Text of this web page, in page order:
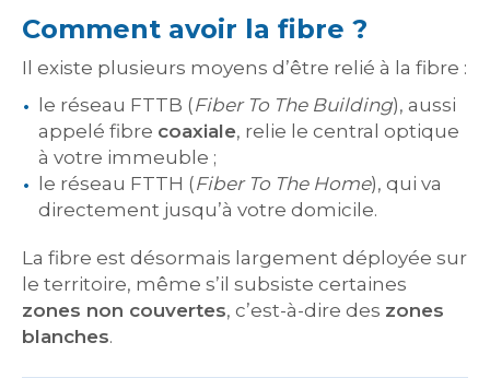
Comment avoir la fibre ?
Il existe plusieurs moyens d’être relié à la fibre :
le réseau FTTB (Fiber To The Building), aussi
appelé fibre coaxiale, relie le central optique
à votre immeuble ;
le réseau FTTH (Fiber To The Home), qui va
directement jusqu’à votre domicile.
La fibre est désormais largement déployée sur
le territoire, même s’il subsiste certaines
zones non couvertes, c’est-à-dire des zones
blanches.